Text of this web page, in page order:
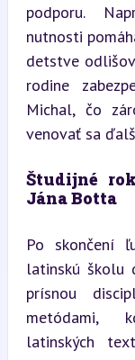
podporu.
nutnosti
detstve
rodine
Michal, čo
venovať sa
Študijné
Jána Botta
Po skončení
latinskú školu
prísnou
metódami,
latinských